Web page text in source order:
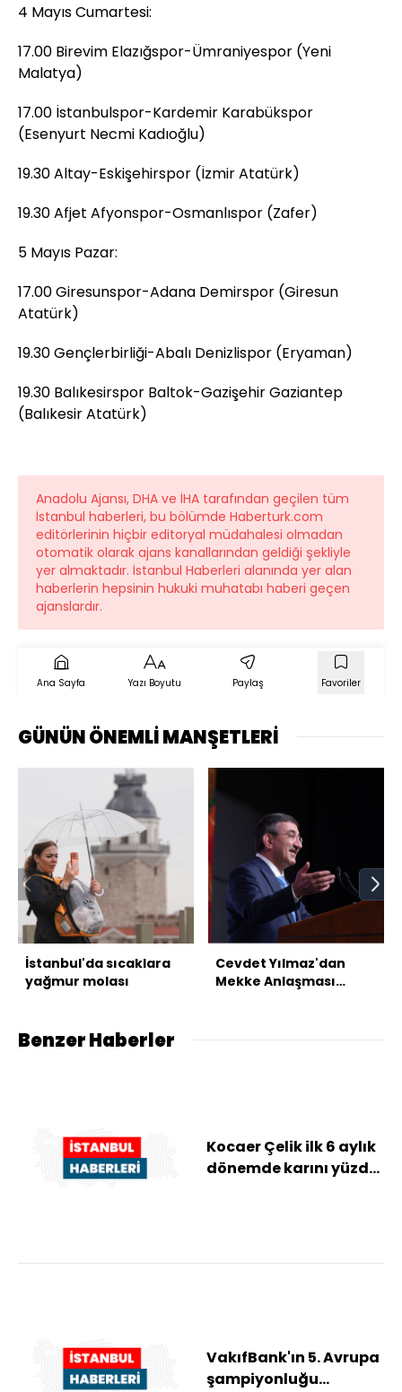
4 Mayıs Cumartesi:
17.00 Birevim Elazığspor-Ümraniyespor (Yeni
Malatya)
17.00 İstanbulspor-Kardemir Karabükspor
(Esenyurt Necmi Kadıoğlu)
19.30 Altay-Eskişehirspor (İzmir Atatürk)
19.30 Afjet Afyonspor-Osmanlıspor (Zafer)
5 Mayıs Pazar:
17.00 Giresunspor-Adana Demirspor (Giresun
Atatürk)
19.30 Gençlerbirliği-Abalı Denizlispor (Eryaman)
19.30 Balıkesirspor Baltok-Gazişehir Gaziantep
(Balıkesir Atatürk)
Anadolu Ajansı, DHA ve İHA tarafından geçilen tüm
İstanbul haberleri, bu bölümde Haberturk.com
editörlerinin hiçbir editoryal müdahalesi olmadan
otomatik olarak ajans kanallarından geldiği şekliyle
yer almaktadır. İstanbul Haberleri alanında yer alan
haberlerin hepsinin hukuki muhatabı haberi geçen
ajanslardır.
Ana Sayfa Yazı Boyutu Paylaş Favoriler
GÜNÜN ÖNEMLİ MANŞETLERİ
İstanbul'da sıcaklara
yağmur molası
Cevdet Yılmaz'dan
Mekke Anlaşması
Benzer Haberler
Kocaer Çelik ilk 6 aylık
dönemde karını yüzde
VakıfBank'ın 5. Avrupa
şampiyonluğu